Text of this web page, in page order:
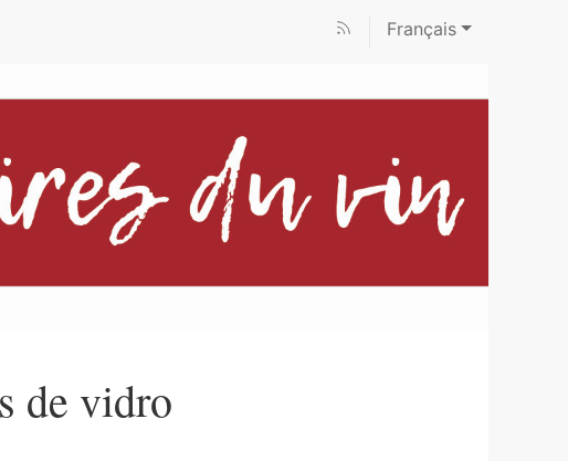
Français
de vidro